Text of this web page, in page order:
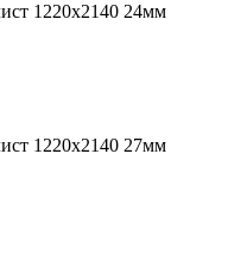
1220х2140 24мм
1220х2140 27мм